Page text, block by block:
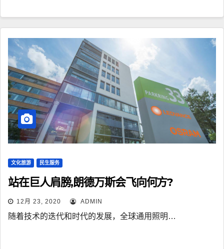
文化旅游 民生服务
站在巨人肩膀,朗德万斯会飞向何方?
12月 23, 2020 ADMIN
随着技术的迭代和时代的发展，全球通用照明…